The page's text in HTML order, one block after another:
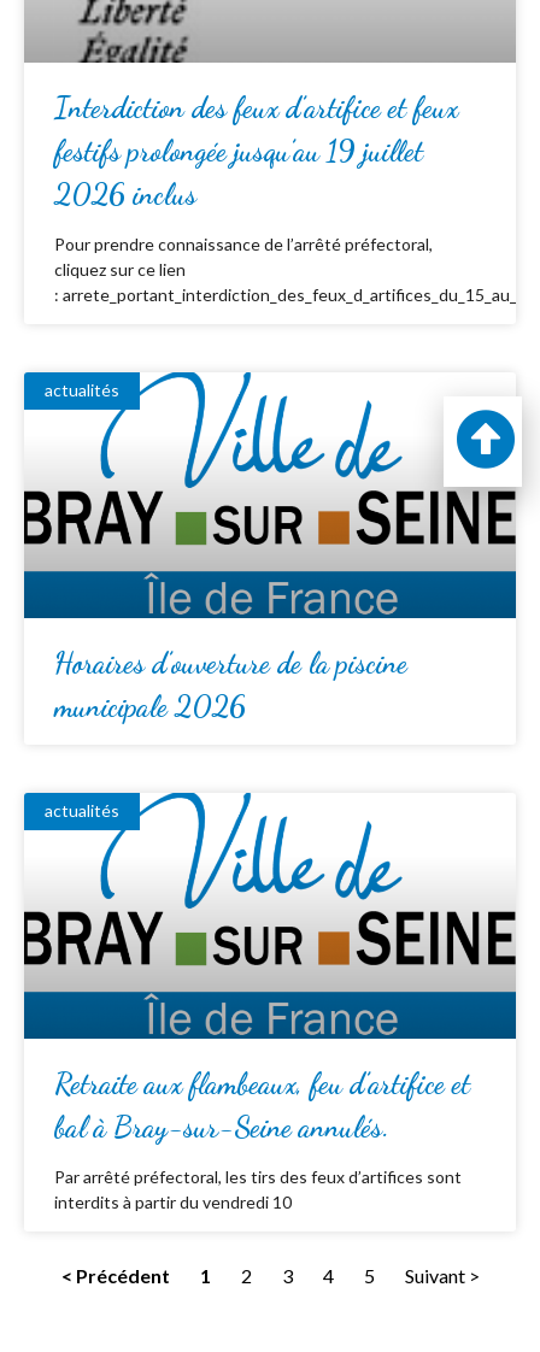
Interdiction des feux d’artifice et feux
festifs prolongée jusqu’au 19 juillet
2026 inclus
Pour prendre connaissance de l’arrêté préfectoral,
cliquez sur ce lien
:
actualités
Horaires d’ouverture de la piscine
municipale 2026
actualités
Retraite aux flambeaux, feu d’artifice et
bal à Bray-sur-Seine annulés.
Par arrêté préfectoral, les tirs des feux d’artifices sont
interdits à partir du vendredi 10
< Précédent 1 2 3 4 5 Suivant >